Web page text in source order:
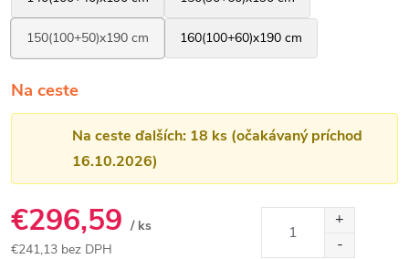
Na ceste
Na ceste ďalších: 18 ks (očakávaný príchod
16.10.2026)
€296,59 / ks
€241,13 bez DPH